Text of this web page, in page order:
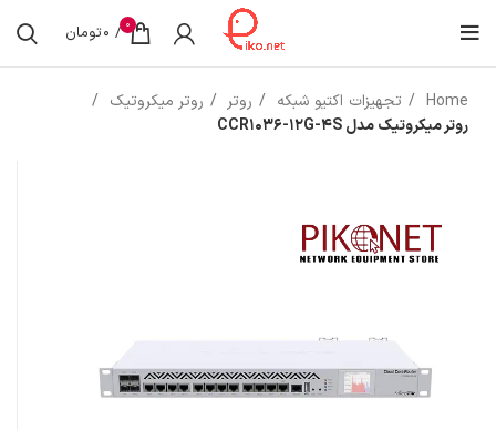
0
/
0تومان
Home تجهیزات اکتیو شبکه روتر
روتر میکروتیک
روتر میکروتیک مدل CCR1036-12G-4S